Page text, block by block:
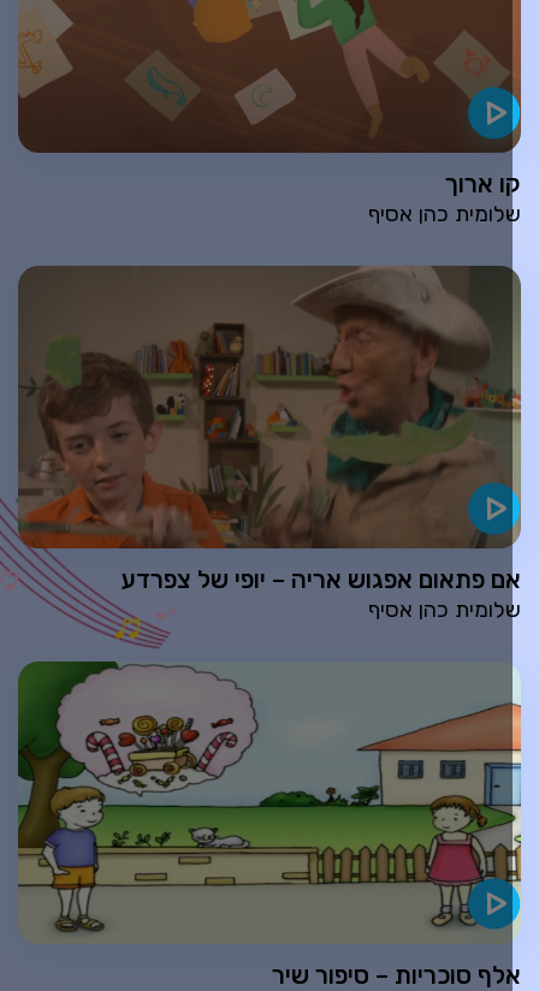
ארוך
כהן אסיף
פתאום אפגוש אריה – יופי של צפרדע
כהן אסיף
סוכריות – סיפור שיר